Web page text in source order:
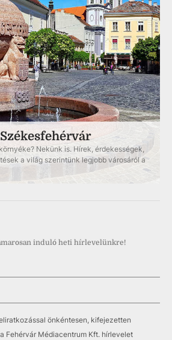
Nekünk is. Hírek, érdekességek,
a világ szerintünk legjobb városáról a
induló heti hírlevelünkre!
önkéntesen, kifejezetten
Fehérvár Médiacentrum Kft. hírlevelet